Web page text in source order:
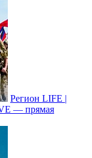
Регион LIFE |
— прямая